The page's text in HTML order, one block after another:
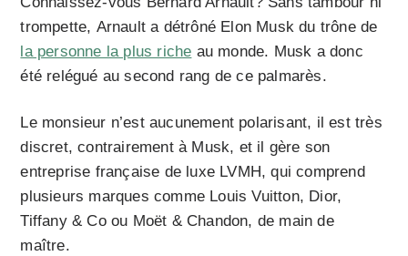
trompette, Arnault a détrôné Elon Musk du trône de
la personne la plus riche au monde. Musk a donc
été relégué au second rang de ce palmarès.
Le monsieur n’est aucunement polarisant, il est très
discret, contrairement à Musk, et il gère son
entreprise française de luxe LVMH, qui comprend
plusieurs marques comme Louis Vuitton, Dior,
Tiffany & Co ou Moët & Chandon, de main de
maître.